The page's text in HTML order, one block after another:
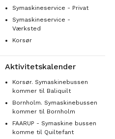
Symaskineservice - Privat
Symaskineservice -
Værksted
Korsør
Aktivitetskalender
Korsør. Symaskinebussen
kommer til Baliquilt
Bornholm. Symaskinebussen
kommer til Bornholm
FAARUP - Symaskine bussen
komme til Quiltefant